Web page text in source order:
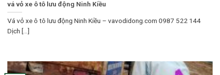
vá vỏ xe ô tô lưu động Ninh Kiều
Vá vỏ xe ô tô lưu động Ninh Kiều – vavodidong.com 0987 522 144
Dịch [...]